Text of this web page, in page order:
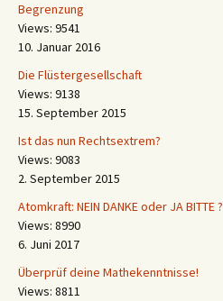
Begrenzung
Views: 9541
10. Januar 2016
Die Flüstergesellschaft
Views: 9138
15. September 2015
Ist das nun Rechtsextrem?
Views: 9083
2. September 2015
Atomkraft: NEIN DANKE oder JA BITTE ?
Views: 8990
6. Juni 2017
Überprüf deine Mathekenntnisse!
Views: 8811